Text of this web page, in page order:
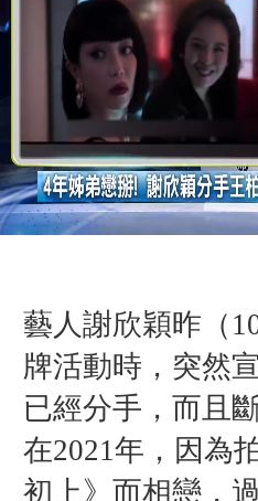
藝人謝欣穎昨（
牌活動時，突然
已經分手，而且
在2021年，因為
初上》而相戀，